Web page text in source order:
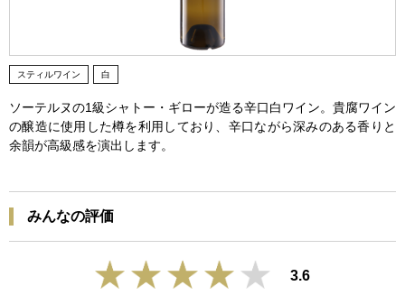
スティルワイン 白
ソーテルヌの1級シャトー・ギローが造る辛口白ワイン。貴腐ワイン
の醸造に使用した樽を利用しており、辛口ながら深みのある香りと
余韻が高級感を演出します。
みんなの評価
3.6